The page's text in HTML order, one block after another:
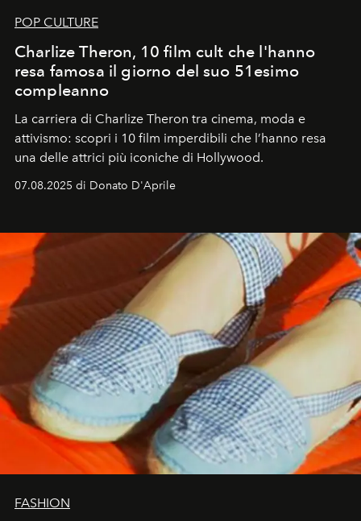
POP CULTURE
Charlize Theron, 10 film cult che l'hanno
resa famosa il giorno del suo 51esimo
compleanno
La carriera di Charlize Theron tra cinema, moda e
attivismo: scopri i 10 film imperdibili che l’hanno resa
una delle attrici più iconiche di Hollywood.
07.08.2025 di Donato D'Aprile
FASHION